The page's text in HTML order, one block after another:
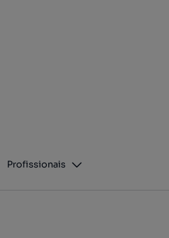
Profissionais